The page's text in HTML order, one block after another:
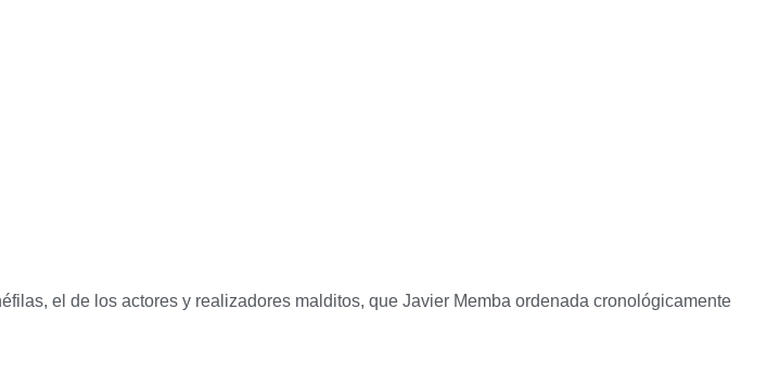
el de los actores y realizadores malditos, que Javier Memba ordenada cronológicamente